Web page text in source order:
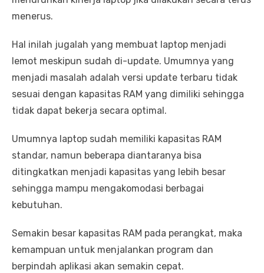
menerus.
Hal inilah jugalah yang membuat laptop menjadi
lemot meskipun sudah di-update. Umumnya yang
menjadi masalah adalah versi update terbaru tidak
sesuai dengan kapasitas RAM yang dimiliki sehingga
tidak dapat bekerja secara optimal.
Umumnya laptop sudah memiliki kapasitas RAM
standar, namun beberapa diantaranya bisa
ditingkatkan menjadi kapasitas yang lebih besar
sehingga mampu mengakomodasi berbagai
kebutuhan.
Semakin besar kapasitas RAM pada perangkat, maka
kemampuan untuk menjalankan program dan
berpindah aplikasi akan semakin cepat.